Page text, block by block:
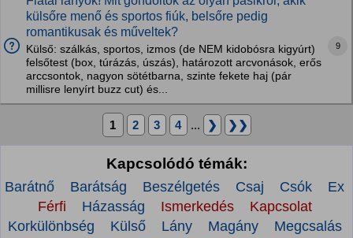
külsőre menő és sportos fiúk, belsőre pedig
romantikusak és műveltek?
Külső: szálkás, sportos, izmos (de NEM kidobósra kigyúrt)
felsőtest (box, túrázás, úszás), határozott arcvonások, erős
arccsontok, nagyon sötétbarna, szinte fekete haj (pár
millisre lenyírt buzz cut) és...
9
1 2 3 4 ... ❯ ❯❯
Kapcsolódó témák:
Barátnő Barátság Beszélgetés Csaj Csók
Ex
Férfi
Házasság Ismerkedés
Kapcsolat
Korkülönbség
Külső Lány Magány
Megcsalás